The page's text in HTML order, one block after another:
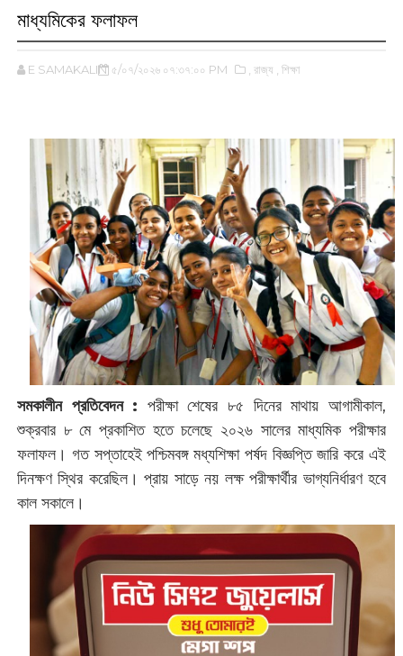
মাধ্যমিকের ফলাফল
E SAMAKALIN ৫/০৭/২০২৬ ০৭:৩৭:০০ PM ,‌ রাজ্য ,‌ শিক্ষা
সমকালীন প্রতিবেদন : পরীক্ষা শেষের ৮৫ দিনের মাথায় আগামীকাল,
শুক্রবার ৮ মে প্রকাশিত হতে চলেছে ২০২৬ সালের মাধ্যমিক পরীক্ষার
ফলাফল। গত সপ্তাহেই পশ্চিমবঙ্গ মধ্যশিক্ষা পর্ষদ বিজ্ঞপ্তি জারি করে এই
দিনক্ষণ স্থির করেছিল। প্রায় সাড়ে নয় লক্ষ পরীক্ষার্থীর ভাগ্যনির্ধারণ হবে
কাল সকালে।